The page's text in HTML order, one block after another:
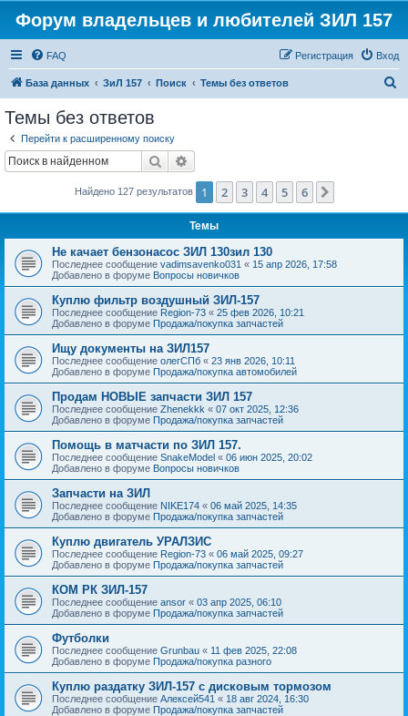
Форум владельцев и любителей ЗИЛ 157
FAQ Вход
Регистрация
База данных ЗиЛ 157 Поиск Темы без ответов
Темы без ответов
Перейти к расширенному поиску
Поиск
Найдено 127 результатов 1 2 3 4 5 6
Темы
Не качает бензонасос ЗИЛ 130зил 130
Последнее сообщение vadimsavenko031 « 15 апр 2026, 17:58
Добавлено в форуме Вопросы новичков
Куплю фильтр воздушный ЗИЛ-157
Последнее сообщение Region-73 « 25 фев 2026, 10:21
Добавлено в форуме Продажа/покупка запчастей
Ищу документы на ЗИЛ157
Последнее сообщение олегСПб « 23 янв 2026, 10:11
Добавлено в форуме Продажа/покупка автомобилей
Продам НОВЫЕ запчасти ЗИЛ 157
Последнее сообщение Zhenekkk « 07 окт 2025, 12:36
Добавлено в форуме Продажа/покупка запчастей
Помощь в матчасти по ЗИЛ 157.
Последнее сообщение SnakeModel « 06 июн 2025, 20:02
Добавлено в форуме Вопросы новичков
Запчасти на ЗИЛ
Последнее сообщение NIKE174 « 06 май 2025, 14:35
Добавлено в форуме Продажа/покупка запчастей
Куплю двигатель УРАЛЗИС
Последнее сообщение Region-73 « 06 май 2025, 09:27
Добавлено в форуме Продажа/покупка запчастей
КОМ РК ЗИЛ-157
Последнее сообщение ansor « 03 апр 2025, 06:10
Добавлено в форуме Продажа/покупка запчастей
Футболки
Последнее сообщение Grunbau « 11 фев 2025, 22:08
Добавлено в форуме Продажа/покупка разного
Куплю раздатку ЗИЛ-157 с дисковым тормозом
Последнее сообщение Алексей541 « 18 авг 2024, 16:30
Добавлено в форуме Продажа/покупка запчастей